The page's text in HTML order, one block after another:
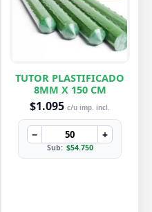
TUTOR PLASTIFICADO
8MM X 150 CM
$1.095 c/u imp. incl.
− +
Sub: $54.750